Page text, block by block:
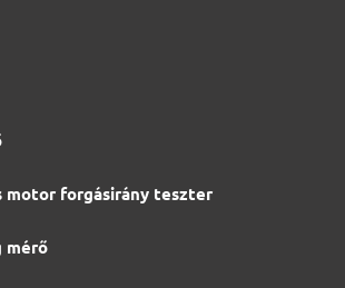
motor forgásirány teszter
mérő